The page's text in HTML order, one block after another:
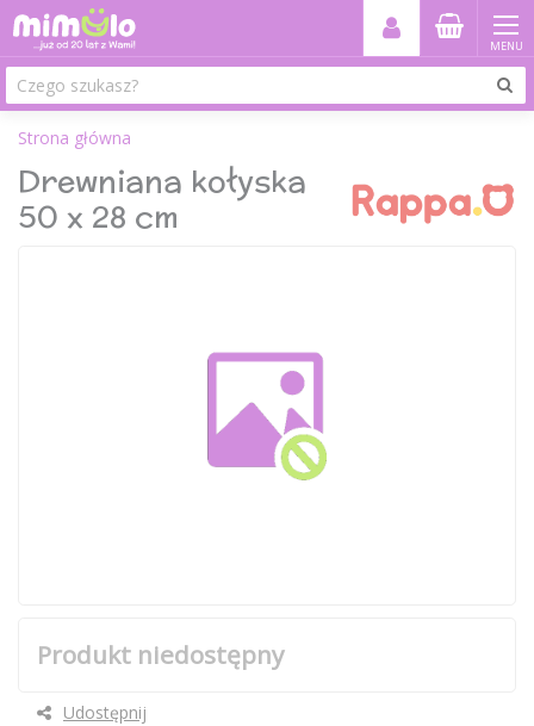
MENU
Strona główna
Drewniana kołyska
50 x 28 cm
Produkt niedostępny
Udostępnij